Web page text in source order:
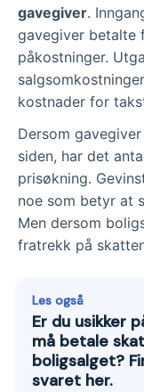
gavegiver.
gavegiver betalte
påkostninger.
kostnader for
Dersom
siden, har det
prisøkning.
noe som betyr at
Men dersom
fratrekk på
Les også
Er du usikker
må betale
boligsalget?
svaret her.